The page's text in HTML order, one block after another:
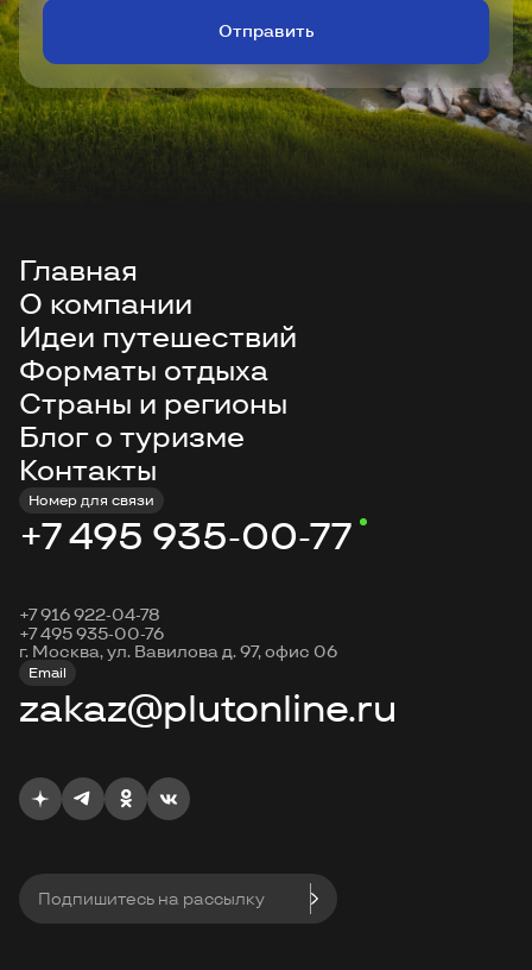
Отправить
Главная
О компании
Идеи путешествий
Форматы отдыха
Страны и регионы
Блог о туризме
Контакты
Номер для связи
+7 495 935-00-77
+7 916 922-04-78
+7 495 935-00-76
г. Москва, ул. Вавилова д. 97, офис 06
Email
zakaz@plutonline.ru
Подпишитесь на рассылку